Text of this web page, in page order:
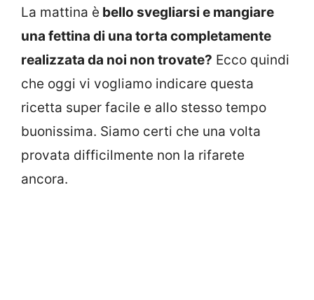
La mattina è bello svegliarsi e mangiare
una fettina di una torta completamente
realizzata da noi non trovate? Ecco quindi
che oggi vi vogliamo indicare questa
ricetta super facile e allo stesso tempo
buonissima. Siamo certi che una volta
provata difficilmente non la rifarete
ancora.